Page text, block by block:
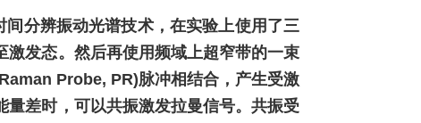
间分辨振动光谱技术，在实验上使用了三
发态。然后再使用频域上超窄带的一束
Probe, PR)脉冲相结合，产生受激
差时，可以共振激发拉曼信号。共振受